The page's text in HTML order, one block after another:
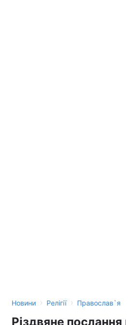
Новини › Релігії › Православ`я
Різдвяне послання